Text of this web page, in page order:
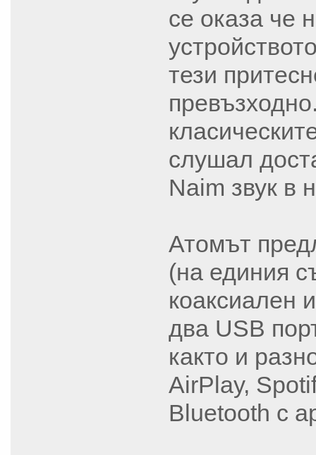
се оказа че
тези
слушал
Naim звук в
Атомът
(на единия
коаксиален
два USB
както и
AirPlay,
Bluetooth с